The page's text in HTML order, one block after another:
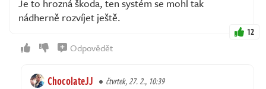
Je to hrozná škoda, ten systém se mohl tak
nádherně rozvíjet ještě.
12
Odpovědět
ChocolateJJ čtvrtek, 27. 2., 10:39